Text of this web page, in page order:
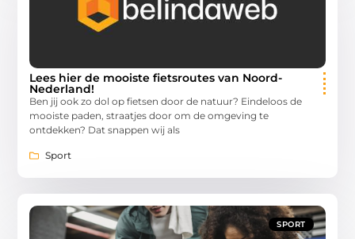
Lees hier de mooiste fietsroutes van Noord-
Nederland!
Ben jij ook zo dol op fietsen door de natuur? Eindeloos de
mooiste paden, straatjes door om de omgeving te
ontdekken? Dat snappen wij als
Sport
SPORT